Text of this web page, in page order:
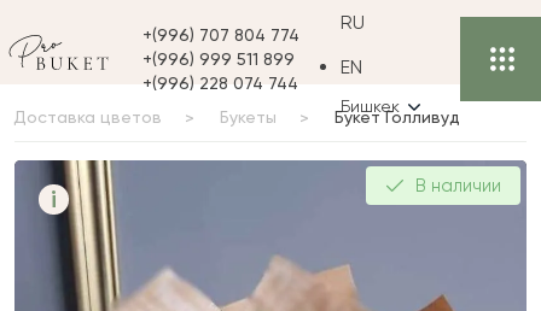
+(996) 707 804 774
+(996) 999 511 899
+(996) 228 074 744
RU
EN
Бишкек
Доставка цветов Букеты Букет Голливуд
i В наличии